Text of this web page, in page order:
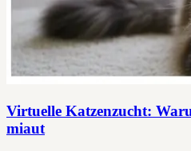
Virtuelle Katzenzucht:
miaut